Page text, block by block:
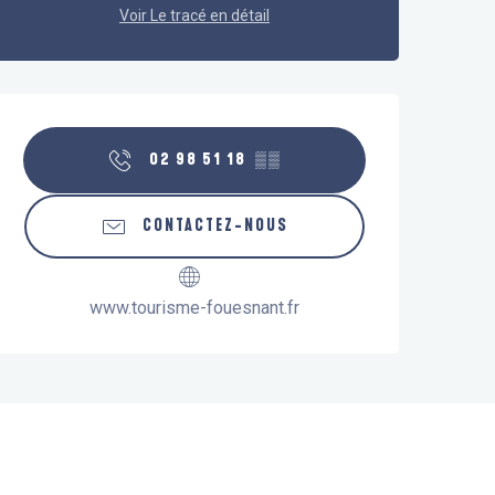
Voir Le tracé en détail
Ouverture et coordonnées
02 98 51 18 ▒▒
CONTACTEZ-NOUS
www.tourisme-fouesnant.fr